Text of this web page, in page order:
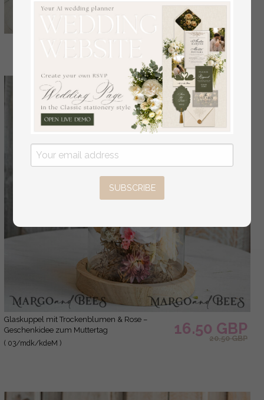
Glaskuppel mit Trockenblumen & Rose –
Geschenkidee zum Muttertag
( 03/mdk/kdeM )
16.50 GBP
20.50 GBP
SUBSCRIBE